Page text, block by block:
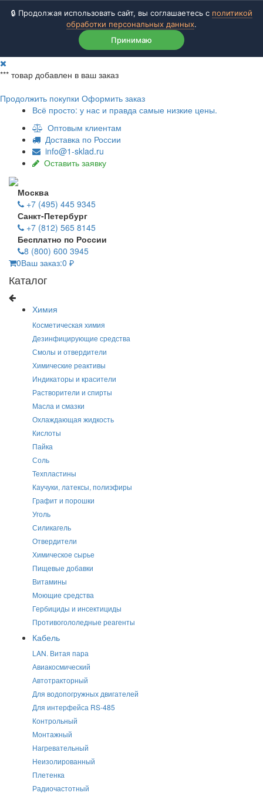
🔒 Продолжая использовать сайт, вы соглашаетесь с политикой
обработки персональных данных.
Принимаю
*** товар добавлен в ваш заказ
Продолжить покупки Оформить заказ
Всё просто: у нас и правда самые низкие цены.
Оптовым клиентам
Доставка по России
info@1-sklad.ru
Оставить заявку
Москва
+7 (495) 445 9345
Санкт-Петербург
+7 (812) 565 8145
Бесплатно по России
8 (800) 600 3945
0Ваш заказ:0 ₽
Каталог
Химия
Косметическая химия
Дезинфицирующие средства
Смолы и отвердители
Химические реактивы
Индикаторы и красители
Растворители и спирты
Масла и смазки
Охлаждающая жидкость
Кислоты
Пайка
Соль
Техпластины
Каучуки, латексы, полиэфиры
Графит и порошки
Уголь
Силикагель
Отвердители
Химическое сырье
Пищевые добавки
Витамины
Моющие средства
Гербициды и инсектициды
Противогололедные реагенты
Кабель
LAN. Витая пара
Авиакосмический
Автотракторный
Для водопогружных двигателей
Для интерфейса RS-485
Контрольный
Монтажный
Нагревательный
Неизолированный
Плетенка
Радиочастотный